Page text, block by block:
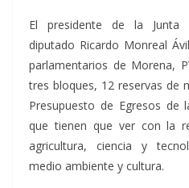
El presidente de la Junta
diputado Ricardo Monreal
parlamentarios de Morena,
tres bloques, 12 reservas de
Presupuesto de Egresos de
que tienen que ver con la
agricultura, ciencia y
medio ambiente y cultura.